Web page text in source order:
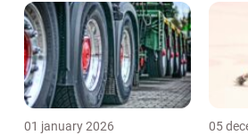
01 january 2026 05